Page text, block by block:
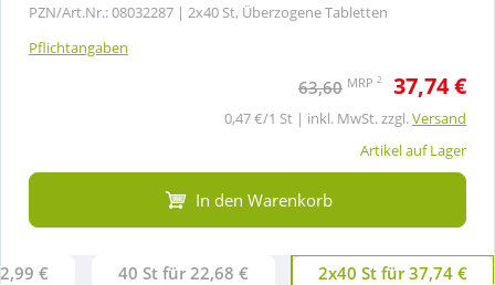
PZN/Art.Nr.: 08032287 | 2x40 St, Überzogene Tabletten
Pflichtangaben
63,60 MRP 2 37,74 €
0,47 €/1 St | inkl. MwSt. zzgl.Versand
Artikel auf Lager
In den Warenkorb
€ 40 St für 22,68 € 2x40 St für 37,74 €